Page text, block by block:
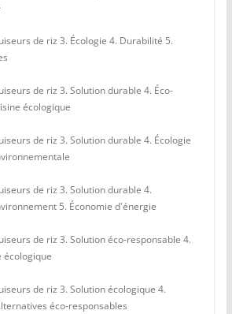
de riz 3. Écologie 4. Durabilité 5.
de riz 3. Solution durable 4. Éco-
écologique
de riz 3. Solution durable 4. Écologie
de riz 3. Solution durable 4.
5. Économie d'énergie
de riz 3. Solution éco-responsable 4.
écologique
de riz 3. Solution écologique 4.
éco-responsables